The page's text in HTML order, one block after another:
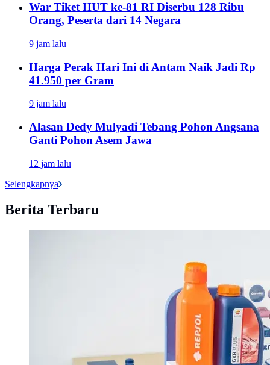
War Tiket HUT ke-81 RI Diserbu 128 Ribu
Orang, Peserta dari 14 Negara
9 jam lalu
Harga Perak Hari Ini di Antam Naik Jadi Rp
41.950 per Gram
9 jam lalu
Alasan Dedy Mulyadi Tebang Pohon Angsana
Ganti Pohon Asem Jawa
12 jam lalu
Selengkapnya
Berita Terbaru